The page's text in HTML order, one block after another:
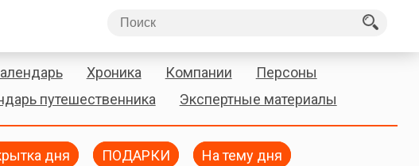
Хроника Компании
Персоны
путешественника Экспертные материалы
дня ПОДАРКИ На тему дня